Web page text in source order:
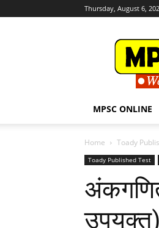
Thursday, August 6,
MPSC ONLINE
Home Toady
Toady Published Test
उपयुक्त)